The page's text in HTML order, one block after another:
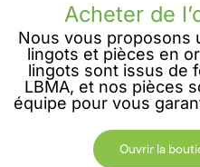
Acheter de
Nous vous proposons
lingots et pièces en
lingots sont issus de
LBMA, et nos pièces
équipe pour vous
Ouvrir la